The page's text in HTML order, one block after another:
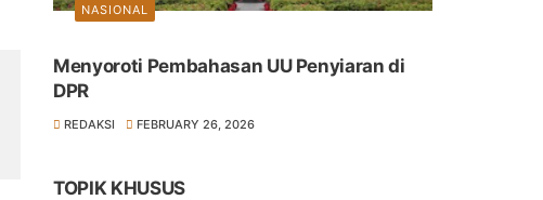
NASIONAL
Menyoroti Pembahasan UU Penyiaran di
DPR
REDAKSI FEBRUARY 26, 2026
TOPIK KHUSUS